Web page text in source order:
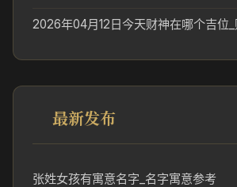
最新发布
张姓女孩有寓意名字_名字寓意参考